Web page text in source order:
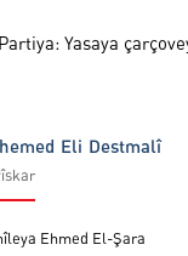
Yasaya
Eli Destmalî
Ehmed El-Şara